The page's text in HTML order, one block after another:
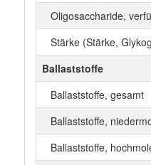
Oligosaccharide,
Stärke (Stärke,
Ballaststoffe
Ballaststoffe, gesamt
Ballaststoffe,
Ballaststoffe,